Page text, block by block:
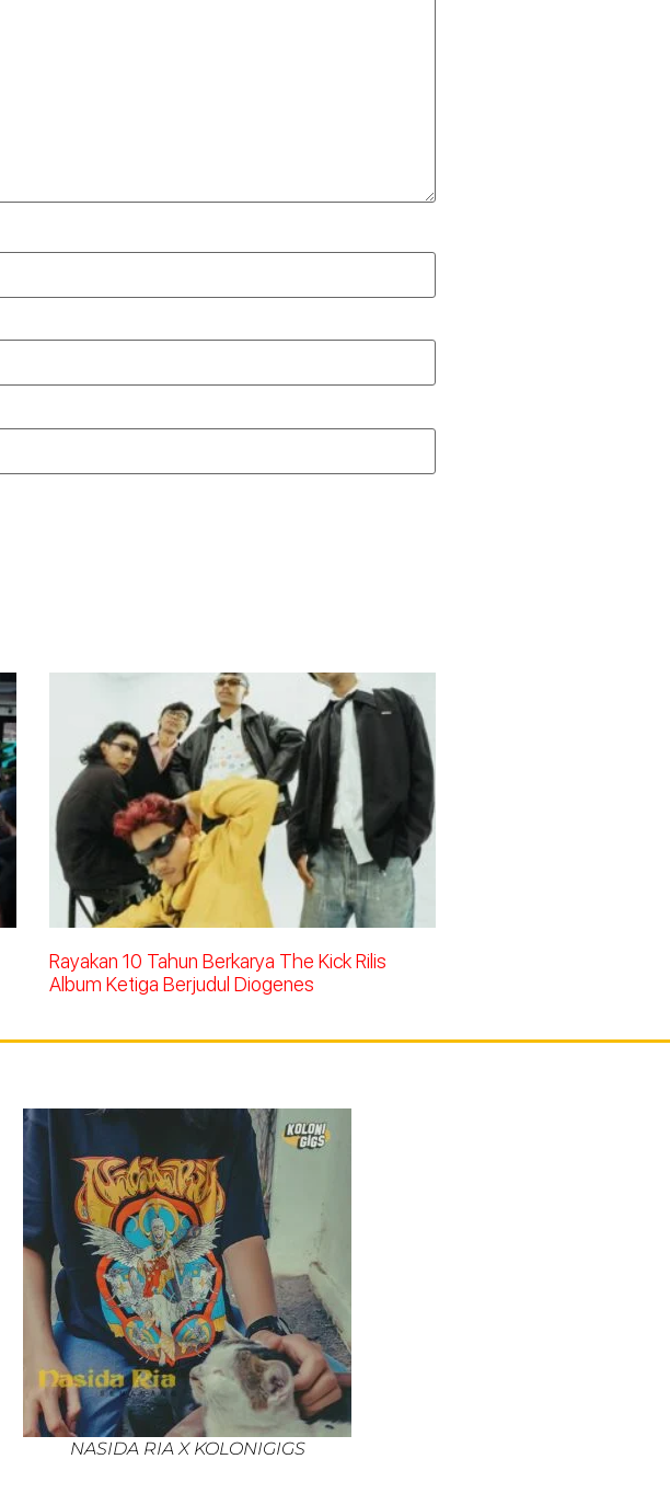
Rayakan 10 Tahun Berkarya The Kick Rilis
Album Ketiga Berjudul Diogenes
NASIDA RIA X KOLONIGIGS